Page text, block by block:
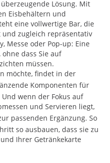
Lösung. Mit
Eisbehältern und
eine vollwertige Bar, die
zugleich repräsentativ
Messe oder Pop-up: Eine
dass Sie auf
müssen.
möchte, findet in der
Komponenten für
wenn der Fokus auf
und Servieren liegt,
passenden Ergänzung. So
so ausbauen, dass sie zu
Ihrer Getränkekarte